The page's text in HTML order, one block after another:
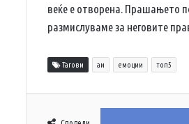
веќе е отворена. Прашањето
размислуваме за неговите
Тагови аи емоции топ5